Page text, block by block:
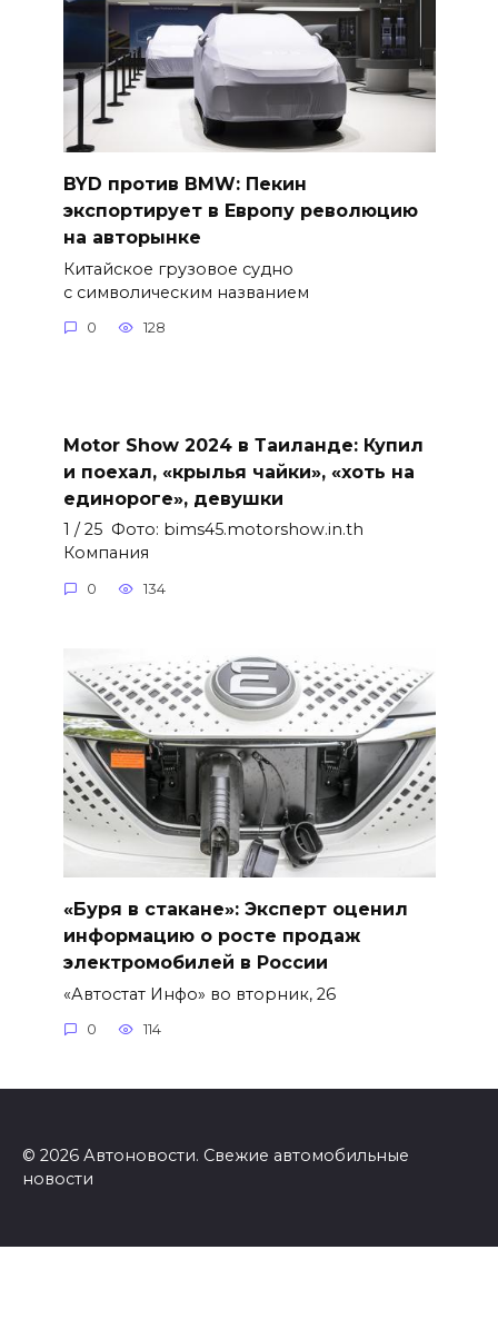
BYD против BMW: Пекин
экспортирует в Европу революцию
на авторынке
Китайское грузовое судно
с символическим названием
0 128
Motor Show 2024 в Таиланде: Купил
и поехал, «крылья чайки», «хоть на
единороге», девушки
1 / 25 Фото: bims45.motorshow.in.th
Компания
0 134
«Буря в стакане»: Эксперт оценил
информацию о росте продаж
электромобилей в России
«Автостат Инфо» во вторник, 26
0 114
© 2026 Автоновости. Свежие автомобильные
новости